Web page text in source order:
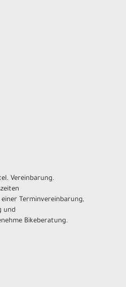
Vereinbarung.
Terminvereinbarung,
und
Bikeberatung.